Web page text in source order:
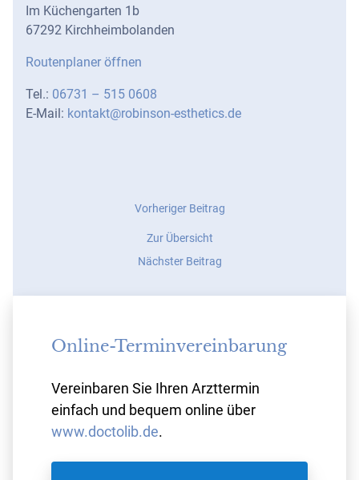
Im Küchengarten 1b
67292 Kirchheimbolanden
Routenplaner öffnen
Tel.: 06731 – 515 0608
E-Mail: kontakt@robinson-esthetics.de
Vorheriger BeitragVorheriger
Zur Übersicht
Nächster BeitragNächster
Interview:
Spritze“)
Online-Terminvereinbarung
Vereinbaren Sie Ihren Arzttermin
einfach und bequem online über
www.doctolib.de.